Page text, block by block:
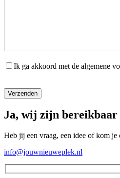
Ik ga akkoord met de algemene
Ja, wij zijn bereikbaar
Heb jij een vraag, een idee of kom
info@jouwnieuweplek.nl